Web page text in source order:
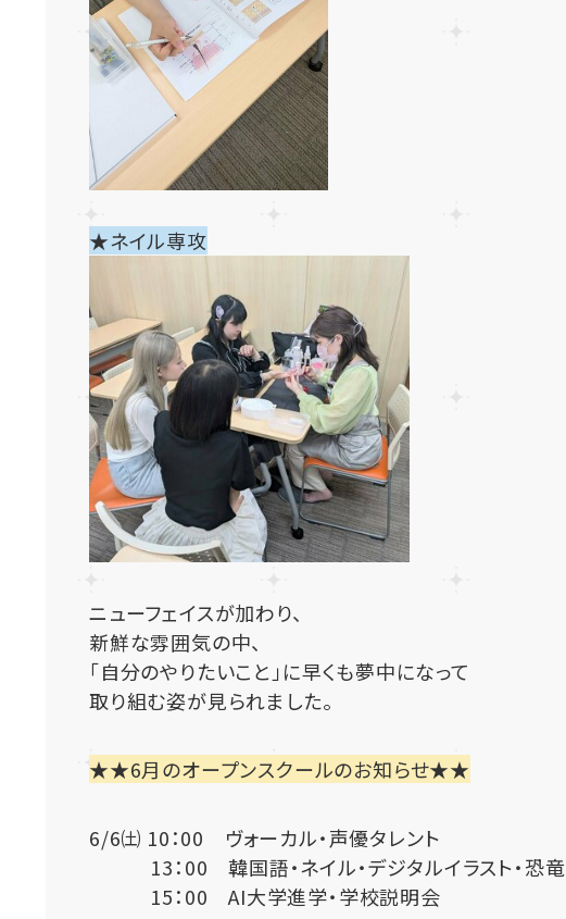
★ネイル専攻
ニューフェイスが加わり、
新鮮な雰囲気の中、
「自分のやりたいこと」に早くも夢中になって
取り組む姿が見られました。
★★6月のオープンスクールのお知らせ★★
6/6㈯ 10：00 ヴォーカル・声優タレント
13：00 韓国語・ネイル・デジタルイラスト・恐竜
15：00 AI大学進学・学校説明会